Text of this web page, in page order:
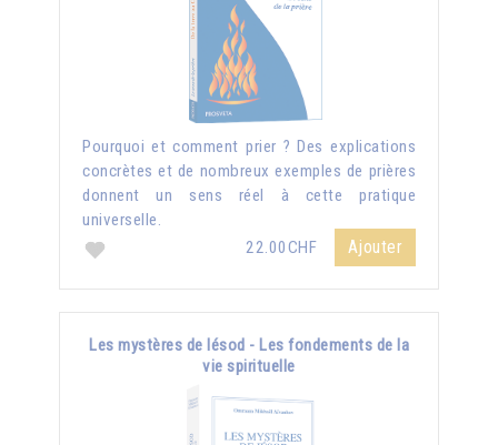
Pourquoi et comment prier ? Des explications
concrètes et de nombreux exemples de prières
donnent un sens réel à cette pratique
universelle.
22.00CHF
Ajouter
Les mystères de Iésod - Les fondements de la
vie spirituelle